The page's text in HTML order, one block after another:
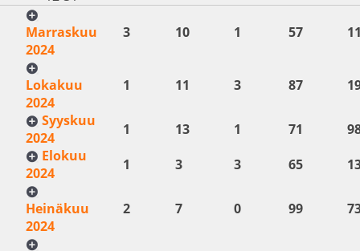
Marraskuu
2024
3 10 1 57
Lokakuu
2024
1 11 3 87
Syyskuu
2024
1 13 1 71
Elokuu
2024
1 3 3 65
Heinäkuu
2024
2 7 0 99